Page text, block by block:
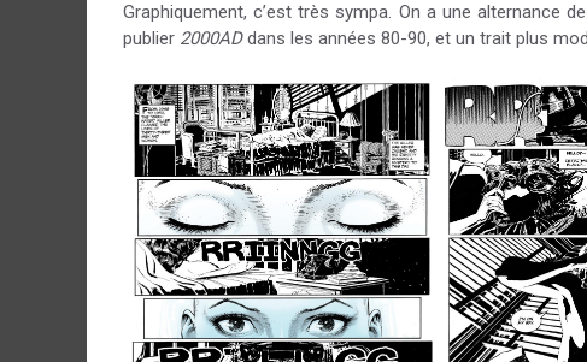
Graphiquement, c’est très sympa. On a une alternance
publier 2000ADdans les années 80-90, et un trait plus